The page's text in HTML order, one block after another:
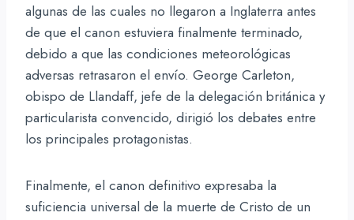
algunas de las cuales no llegaron a Inglaterra antes
de que el canon estuviera finalmente terminado,
debido a que las condiciones meteorológicas
adversas retrasaron el envío. George Carleton,
obispo de Llandaff, jefe de la delegación británica y
particularista convencido, dirigió los debates entre
los principales protagonistas.
Finalmente, el canon definitivo expresaba la
suficiencia universal de la muerte de Cristo de un